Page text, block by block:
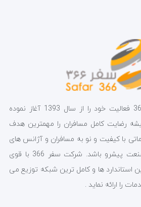
آژانس هواپیمایی سفر 366 فعالیت خود را از سال 1393 آغاز نموده
رضایت کامل مسافران را مهمترین هدف
با کیفیت و نو به مسافران و آژانس های
همکار، توانسته در این صنعت پیشرو باشد. شرکت سفر 366 با قوی
استاندارد ها و کامل ترین شبکه توزیع می
را ارائه نماید .